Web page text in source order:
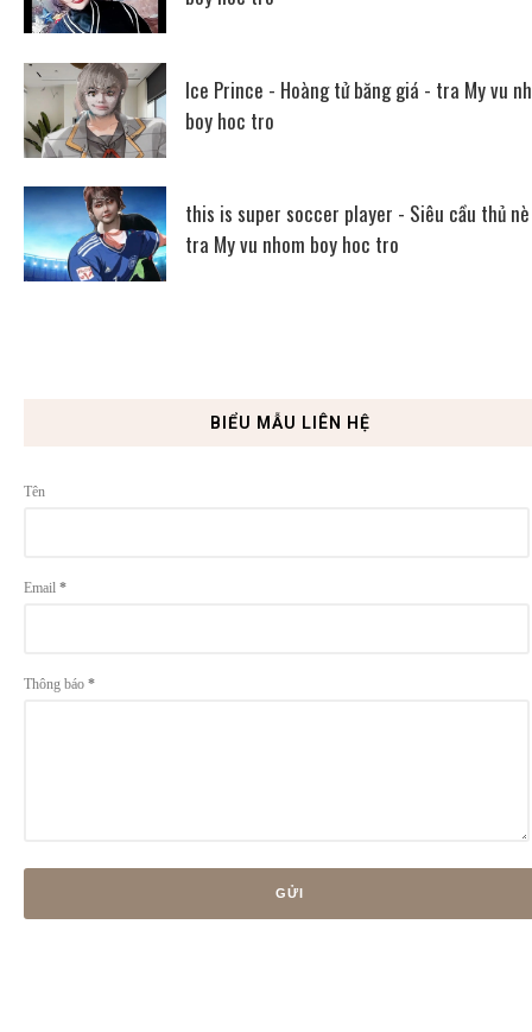
Ice Prince - Hoàng tử băng giá - tra My vu
boy hoc tro
this is super soccer player - Siêu cầu thủ
tra My vu nhom boy hoc tro
BIỂU MẪU LIÊN HỆ
Tên
Email *
Thông báo *